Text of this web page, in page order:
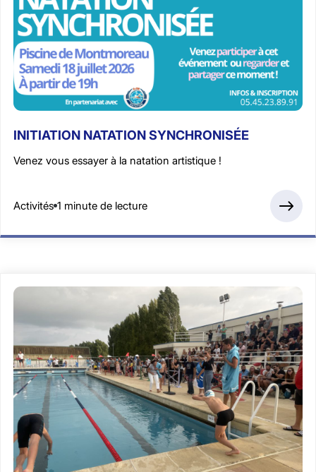
INITIATION NATATION SYNCHRONISÉE
Venez vous essayer à la natation artistique !
Activités 1 minute de lecture